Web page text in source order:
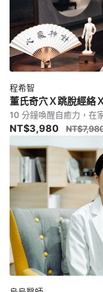
程希智
董氏奇穴Ｘ跳脫經絡
10 分鐘喚醒自癒力，在
NT$3,980